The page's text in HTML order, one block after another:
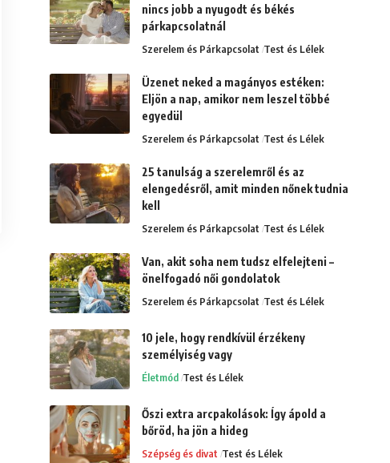
nincs jobb a nyugodt és békés
párkapcsolatnál
Szerelem és Párkapcsolat Test és Lélek
Üzenet neked a magányos estéken:
Eljön a nap, amikor nem leszel többé
egyedül
Szerelem és Párkapcsolat Test és Lélek
25 tanulság a szerelemről és az
elengedésről, amit minden nőnek tudnia
kell
Szerelem és Párkapcsolat Test és Lélek
Van, akit soha nem tudsz elfelejteni –
önelfogadó női gondolatok
Szerelem és Párkapcsolat Test és Lélek
10 jele, hogy rendkívül érzékeny
személyiség vagy
Életmód Test és Lélek
Őszi extra arcpakolások: Így ápold a
bőröd, ha jön a hideg
Szépség és divat Test és Lélek